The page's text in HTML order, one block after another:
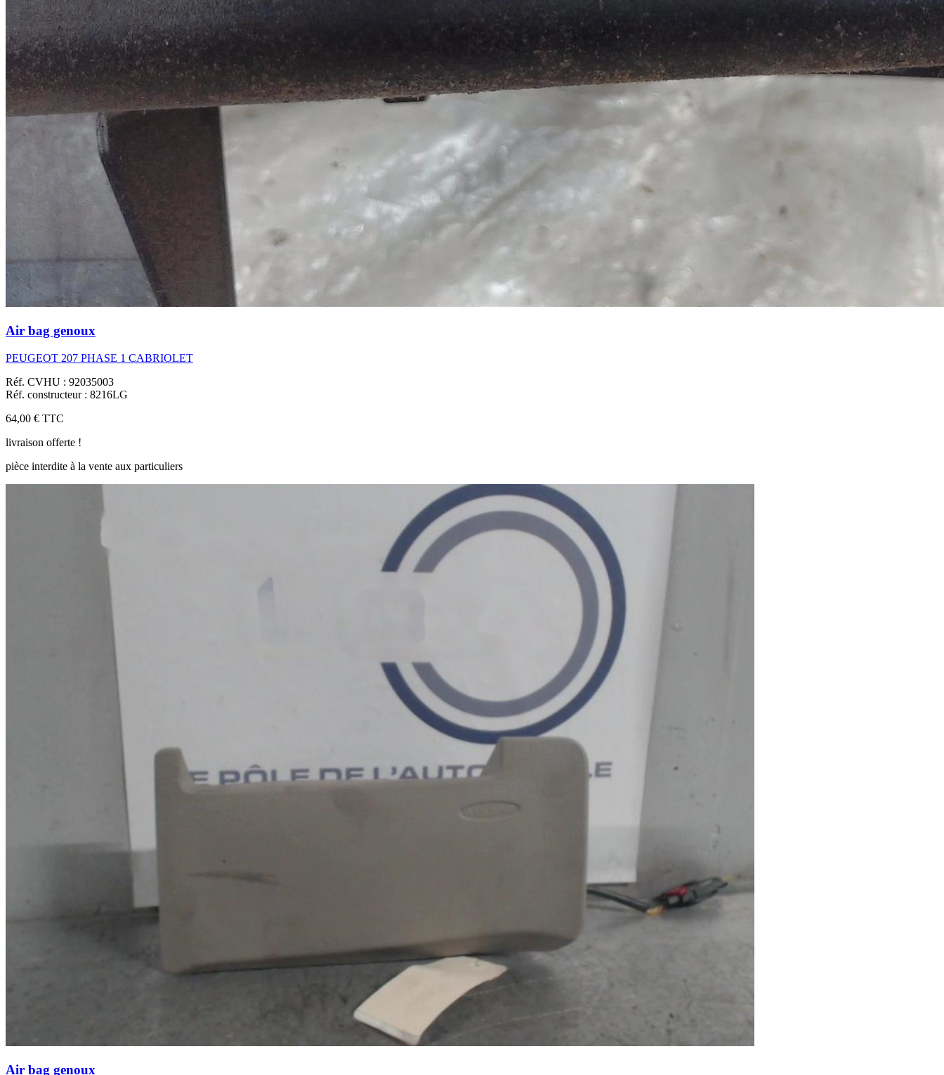
Air bag genoux
PEUGEOT 207 PHASE 1 CABRIOLET
Réf. CVHU : 92035003
Réf. constructeur : 8216LG
64,00 € TTC
livraison offerte !
pièce interdite à la vente aux particuliers
Air bag genoux